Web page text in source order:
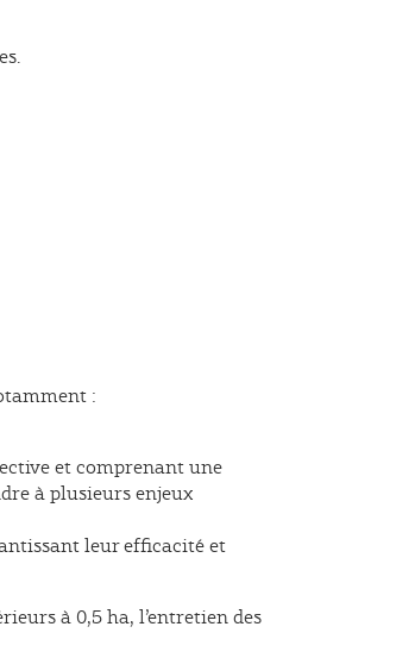
:
et comprenant une
à plusieurs enjeux
leur efficacité et
à 0,5 ha, l’entretien des